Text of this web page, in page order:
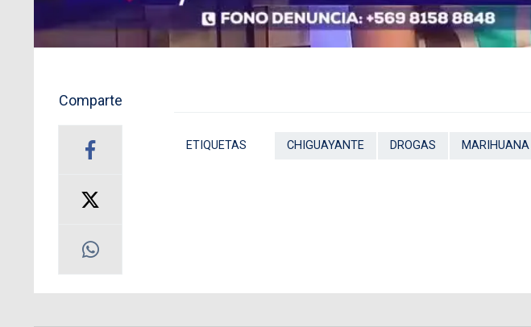
Comparte
ETIQUETAS CHIGUAYANTE DROGAS MARIHUANA